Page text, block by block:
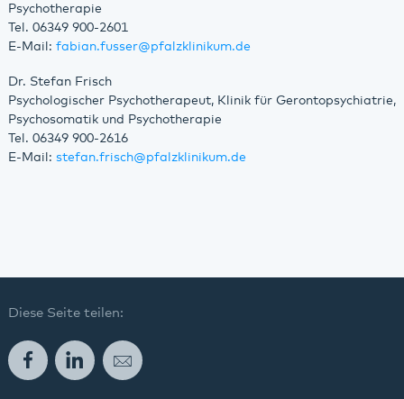
Psychotherapie
Tel. 06349 900-2601
E-Mail: fabian.fusser@pfalzklinikum.de
Dr. Stefan Frisch
Psychologischer Psychotherapeut, Klinik für Gerontopsychiatrie,
Psychosomatik und Psychotherapie
Tel. 06349 900-2616
E-Mail: stefan.frisch@pfalzklinikum.de
Diese Seite teilen:
FacebookLinkedInE-Mail